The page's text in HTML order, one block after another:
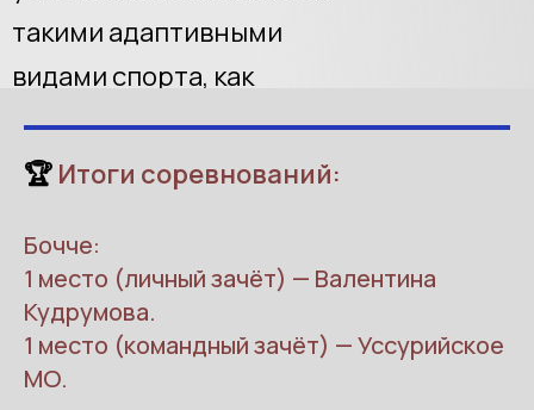
такими адаптивными
видами спорта, как
напольный кёрлинг и
бочче.
Участники с азартом
соревновались друг с
другом, демонстрируя
ловкость, точность и
🏆 Итоги соревнований:
Бочче:
1 место (личный зачёт) — Валентина
Кудрумова.
1 место (командный зачёт) — Уссурийское
МО.